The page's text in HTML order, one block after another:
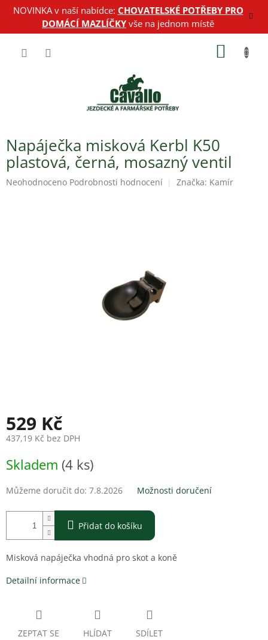
PřejítNOVINKA v naší nabídce: CHOVATELSKÉ POTŘEBY PRO
DOMÁCÍ MAZLÍČKYvše na jednom místě
Napáječka misková Kerbl K50
plastová, černá, mosazný ventil
Průměrné
Neohodnoceno Podrobnosti hodnocení Značka: Kamír
529 Kč
437,19 Kč bez DPH
cena:
Skladem (4 ks)
Můžeme doručit do: 7.8.2026 Možnosti doručení
Přidat do košíku
Misková napáječka vhodná pro skot a koně
Detailní informace
ZEPTAT SE HLÍDAT SDÍLET